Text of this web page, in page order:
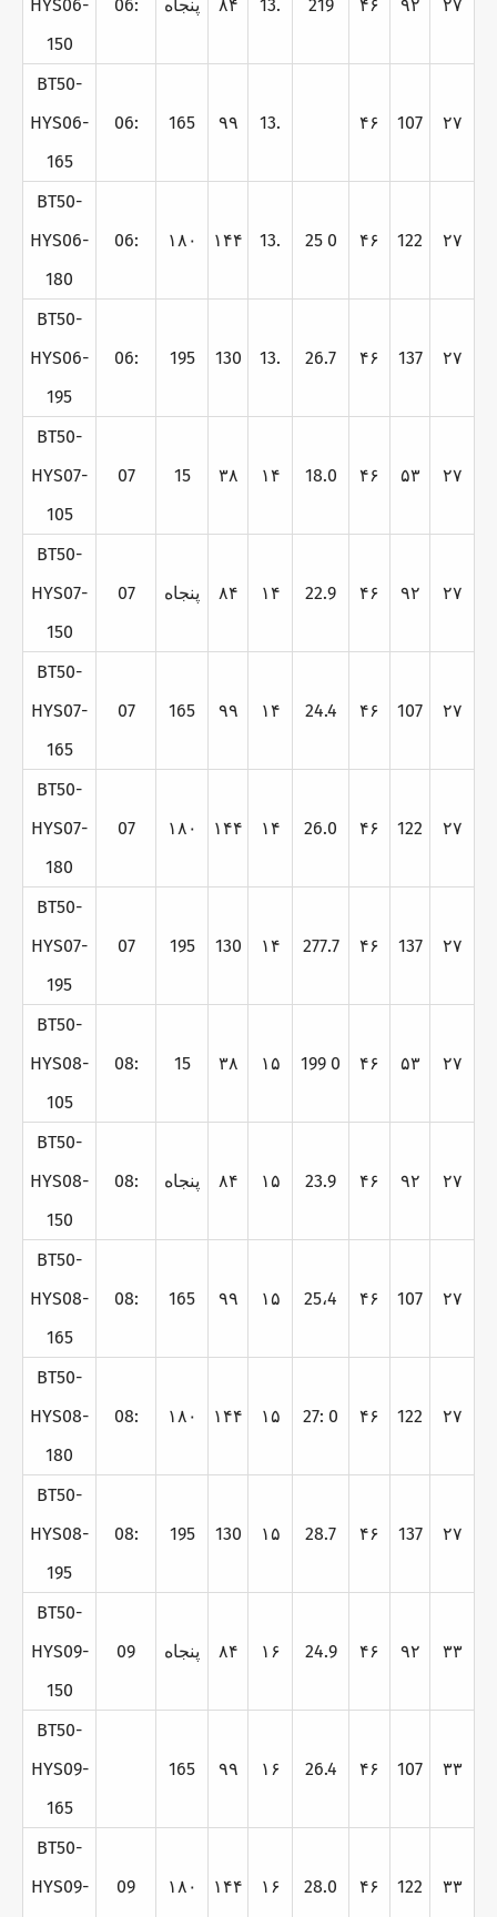
HYS06-
150
06: پنجاه ۸۴ 13. 219 ۴۶ ۹۲ ۲۷
BT50-
HYS06-
165
06: 165 ۹۹ 13. ۴۶ 107 ۲۷
BT50-
HYS06-
180
06: ۱۸۰ ۱۴۴ 13. 25 0 ۴۶ 122 ۲۷
BT50-
HYS06-
195
06: 195 130 13. 26.7 ۴۶ 137 ۲۷
BT50-
HYS07-
105
07 15 ۳۸ ۱۴ 18.0 ۴۶ ۵۳ ۲۷
BT50-
HYS07-
150
07 پنجاه ۸۴ ۱۴ 22.9 ۴۶ ۹۲ ۲۷
BT50-
HYS07-
165
07 165 ۹۹ ۱۴ 24.4 ۴۶ 107 ۲۷
BT50-
HYS07-
180
07 ۱۸۰ ۱۴۴ ۱۴ 26.0 ۴۶ 122 ۲۷
BT50-
HYS07-
195
07 195 130 ۱۴ 277.7 ۴۶ 137 ۲۷
BT50-
HYS08-
105
08: 15 ۳۸ ۱۵ 199 0 ۴۶ ۵۳ ۲۷
BT50-
HYS08-
150
08: پنجاه ۸۴ ۱۵ 23.9 ۴۶ ۹۲ ۲۷
BT50-
HYS08-
165
08: 165 ۹۹ ۱۵ 25،4 ۴۶ 107 ۲۷
BT50-
HYS08-
180
08: ۱۸۰ ۱۴۴ ۱۵ 27: 0 ۴۶ 122 ۲۷
BT50-
HYS08-
195
08: 195 130 ۱۵ 28.7 ۴۶ 137 ۲۷
BT50-
HYS09-
150
09 پنجاه ۸۴ ۱۶ 24.9 ۴۶ ۹۲ ۳۳
BT50-
HYS09-
165
165 ۹۹ ۱۶ 26.4 ۴۶ 107 ۳۳
BT50-
HYS09-
09 ۱۸۰ ۱۴۴ ۱۶ 28.0 ۴۶ 122 ۳۳